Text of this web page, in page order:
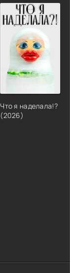
Что я наделала!?
(2026)